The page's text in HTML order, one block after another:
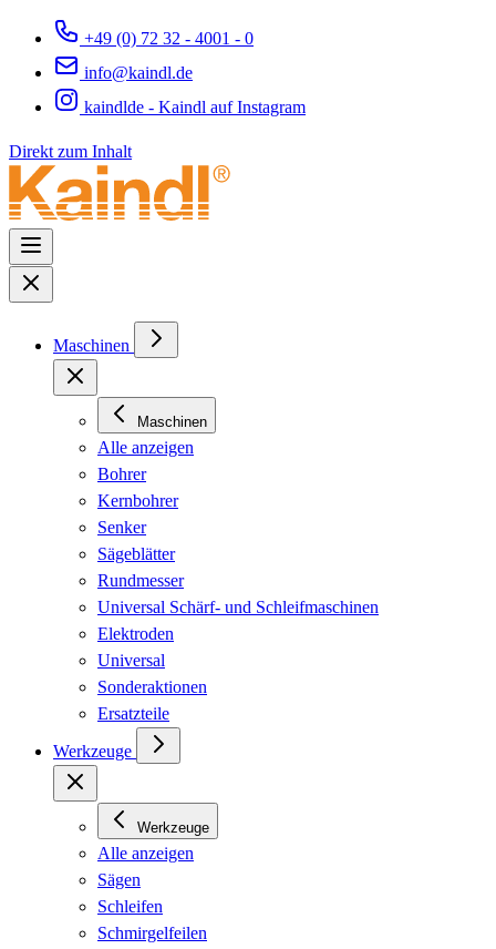
+49 (0) 72 32 - 4001 - 0
info@kaindl.de
kaindlde - Kaindl auf Instagram
Direkt zum Inhalt
Maschinen
Maschinen
Alle anzeigen
Bohrer
Kernbohrer
Senker
Sägeblätter
Rundmesser
Universal Schärf- und Schleifmaschinen
Elektroden
Universal
Sonderaktionen
Ersatzteile
Werkzeuge
Werkzeuge
Alle anzeigen
Sägen
Schleifen
Schmirgelfeilen